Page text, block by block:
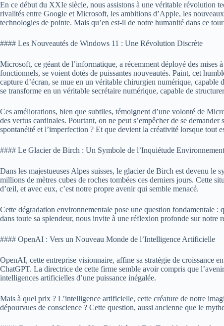
En ce début du XXIe siècle, nous assistons à une véritable révolution
rivalités entre Google et Microsoft, les ambitions d’Apple, les
technologies de pointe. Mais qu’en est-il de notre humanité dans ce
#### Les Nouveautés de Windows 11 : Une Révolution Discrète
Microsoft, ce géant de l’informatique, a récemment déployé des
fonctionnels, se voient dotés de puissantes nouveautés. Paint, cet
capture d’écran, se mue en un véritable chirurgien numérique,
se transforme en un véritable secrétaire numérique, capable de
Ces améliorations, bien que subtiles, témoignent d’une volonté de
des vertus cardinales. Pourtant, on ne peut s’empêcher de se
spontanéité et l’imperfection ? Et que devient la créativité lorsque tout
#### Le Glacier de Birch : Un Symbole de l’Inquiétude
Dans les majestueuses Alpes suisses, le glacier de Birch est devenu le
millions de mètres cubes de roches tombées ces derniers jours. Cette
d’œil, et avec eux, c’est notre propre avenir qui semble menacé.
Cette dégradation environnementale pose une question fondamentale
dans toute sa splendeur, nous invite à une réflexion profonde sur notre
#### OpenAI : Vers un Nouveau Monde de l’Intelligence Artificielle
OpenAI, cette entreprise visionnaire, affine sa stratégie de croissance
ChatGPT. La directrice de cette firme semble avoir compris que
intelligences artificielles d’une puissance inégalée.
Mais à quel prix ? L’intelligence artificielle, cette créature de notre
dépourvues de conscience ? Cette question, aussi ancienne que le